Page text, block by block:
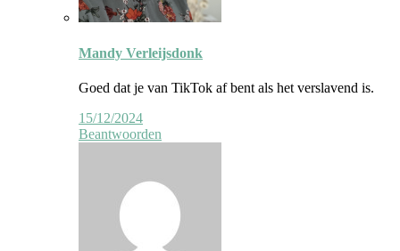
door
auteur
Mandy Verleijsdonk
Goed dat je van TikTok af bent als het verslavend is.
15/12/2024
Beantwoorden